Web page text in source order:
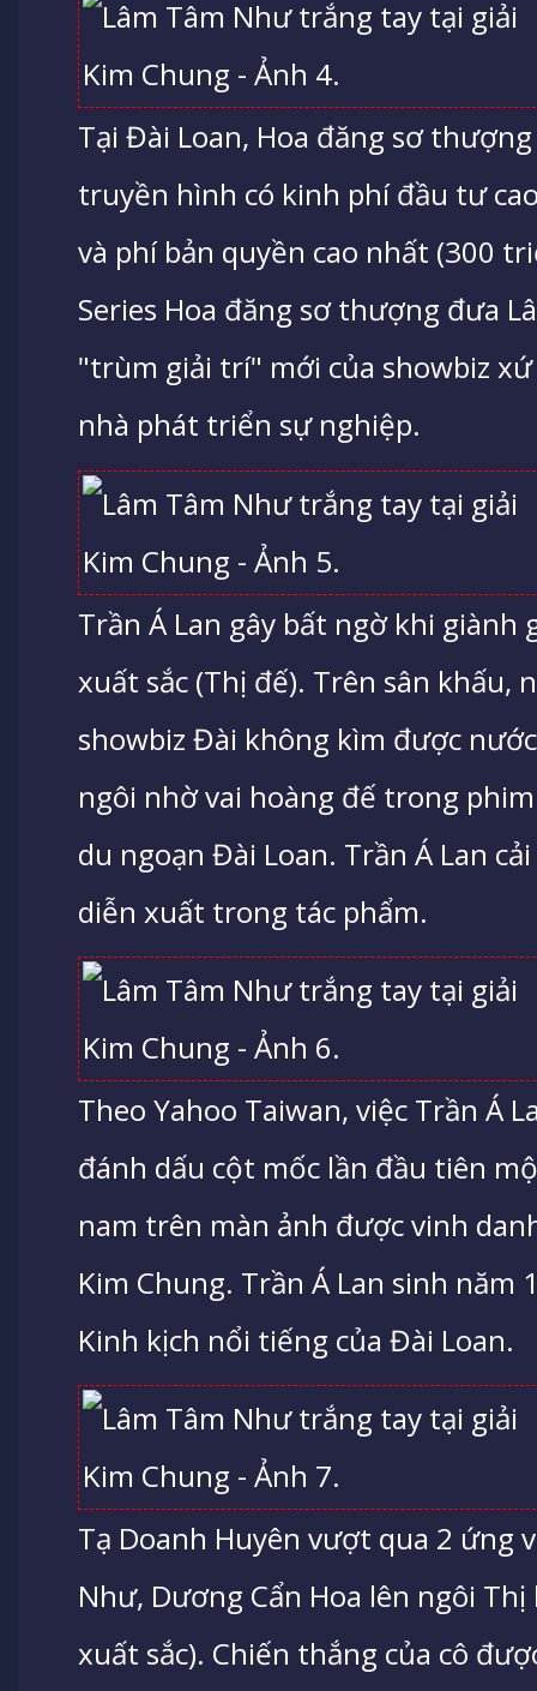
Tại Đài Loan, Hoa đăng sơ
truyền hình có kinh phí đầu tư
và phí bản quyền cao nhất (300
Series Hoa đăng sơ thượng đưa
"trùm giải trí" mới của showbiz
nhà phát triển sự nghiệp.
Trần Á Lan gây bất ngờ khi giành
xuất sắc (Thị đế). Trên sân khấu,
showbiz Đài không kìm được
ngôi nhờ vai hoàng đế trong
du ngoạn Đài Loan. Trần Á Lan
diễn xuất trong tác phẩm.
Theo Yahoo Taiwan, việc Trần Á
đánh dấu cột mốc lần đầu tiên
nam trên màn ảnh được vinh
Kim Chung. Trần Á Lan sinh năm
Kinh kịch nổi tiếng của Đài Loan.
Tạ Doanh Huyên vượt qua 2 ứng
Như, Dương Cẩn Hoa lên ngôi
xuất sắc). Chiến thắng của cô